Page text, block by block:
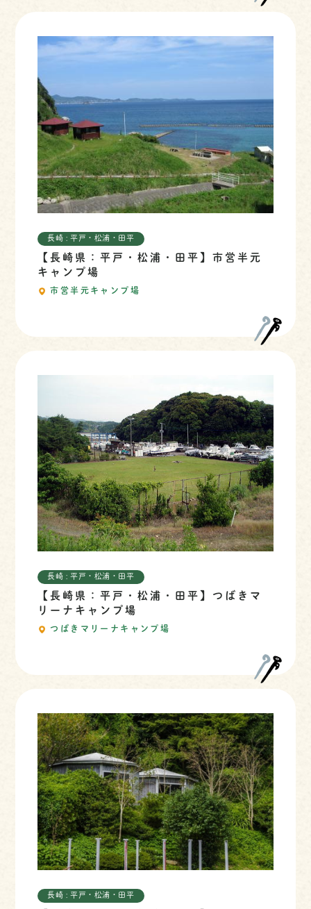
長崎 : 平戸・松浦・田平
【長崎県：平戸・松浦・田平】市営半元
キャンプ場
市営半元キャンプ場
長崎 : 平戸・松浦・田平
【長崎県：平戸・松浦・田平】つばきマ
リーナキャンプ場
つばきマリーナキャンプ場
長崎 : 平戸・松浦・田平